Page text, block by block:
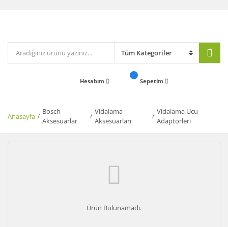
Hesabım Sepetim
Anasayfa
Bosch
Aksesuarlar
Vidalama
Aksesuarları
Vidalama Ucu
Adaptörleri
Ürün Bulunamadı.